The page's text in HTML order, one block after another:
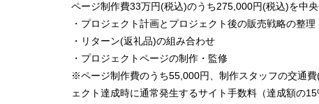
ページ制作費33万円(税込)のうち275,000円(税込)を中
・プロジェクト計画とプロジェクト後の販売戦略の整理
・リターン(返礼品)の組み合わせ
・プロジェクトページの制作・監修
※ページ制作費のうち55,000円、制作スタッフの交通
ェクト達成時に通常発生するサイト手数料（達成額の